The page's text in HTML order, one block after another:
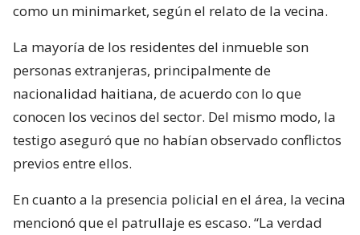
como un minimarket, según el relato de la vecina.
La mayoría de los residentes del inmueble son
personas extranjeras, principalmente de
nacionalidad haitiana, de acuerdo con lo que
conocen los vecinos del sector. Del mismo modo, la
testigo aseguró que no habían observado conflictos
previos entre ellos.
En cuanto a la presencia policial en el área, la vecina
mencionó que el patrullaje es escaso. “La verdad